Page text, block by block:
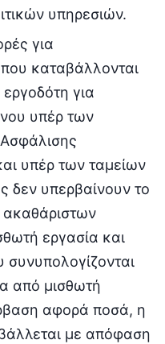
υπηρεσιών.
για
καταβάλλονται
για
υπέρ των
υπέρ των ταμείων
δεν υπερβαίνουν το
ακαθάριστων
εργασία και
από μισθωτή
αφορά ποσά, η
με απόφαση